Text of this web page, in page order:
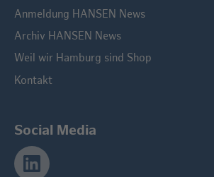
Anmeldung HANSEN News
Archiv HANSEN News
Weil wir Hamburg sind Shop
Kontakt
Social Media